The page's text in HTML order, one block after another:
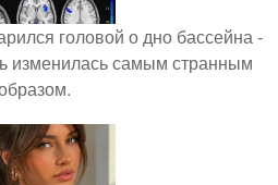
головой о дно бассейна -
изменилась самым странным